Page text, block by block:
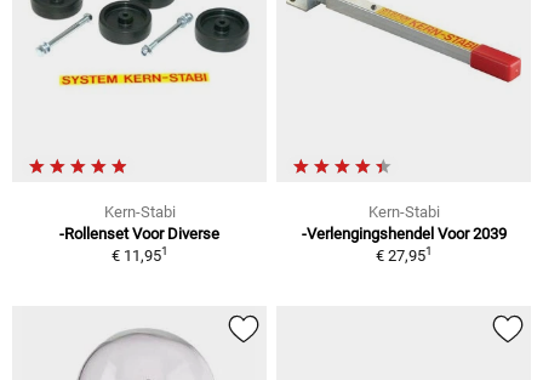
Kern-Stabi
-Rollenset Voor Diverse
€ 11,951
Kern-Stabi
-Verlengingshendel Voor 2039
€ 27,951